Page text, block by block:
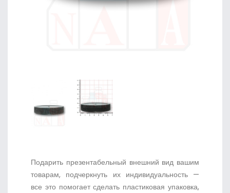
Подарить презентабельный внешний вид вашим
товарам, подчеркнуть их индивидуальность —
все это помогает сделать пластиковая упаковка,